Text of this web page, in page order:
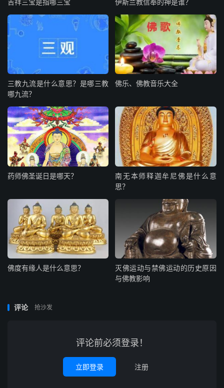
吉祥三宝是指哪三宝 伊斯兰教信奉的神是谁？
三教九流是什么意思？是哪三教
哪九流？
佛乐、佛教音乐大全
药师佛圣诞日是哪天？
南无本师释迦牟尼佛是什么意
思？
佛度有缘人是什么意思？
灭佛运动与禁佛运动的历史原因
与佛教影响
评论 抢沙发
评论前必须登录！
立即登录 注册